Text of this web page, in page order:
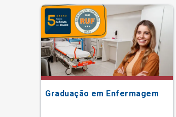
Graduação em Enfermagem